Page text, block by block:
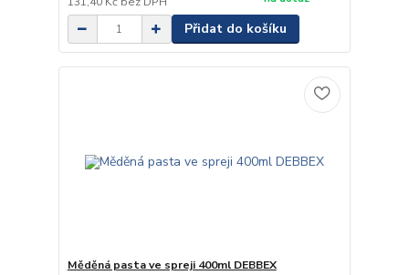
Přidat do košíku
Měděná pasta ve spreji 400ml DEBBEX